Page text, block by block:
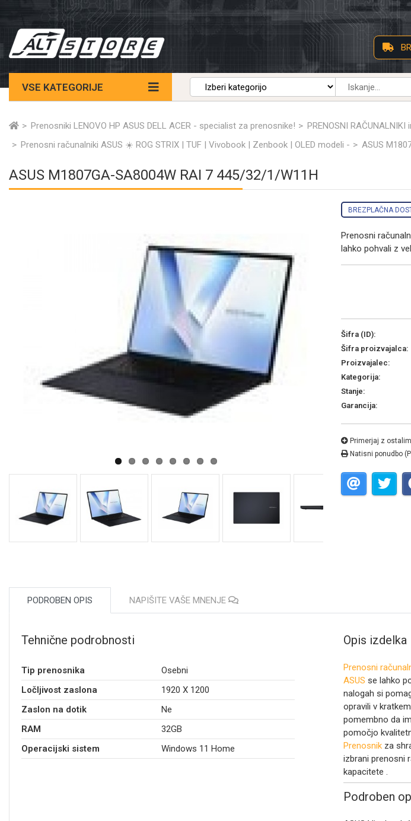
VSE KATEGORIJE
Prenosniki LENOVO HP ASUS DELL ACER - specialist za prenosnike!
PRENOSNI
Prenosni računalniki ASUS ☀️ ROG STRIX | TUF | Vivobook | Zenbook | OLED modeli -
ASUS
ASUS M1807GA-SA8004W RAI 7 445/32/1/W11H
BREZPLAČNA
Prenosni
lahko pohvali z
Šifra (ID):
Šifra proizvajalca:
Proizvajalec:
Kategorija:
Stanje:
Garancija:
Primerjaj z
Natisni ponudbo
PODROBEN OPIS NAPIŠITE VAŠE MNENJE
Tehnične podrobnosti
Tip prenosnika
Osebni
Ločljivost zaslona
1920 X 1200
Zaslon na dotik
Ne
RAM
32GB
Operacijski sistem
Windows 11 Home
Opis izdelka
Prenosni
ASUS se lahko
nalogah si
opravili v
pomembno da
pomočjo
Prenosnikza
izbrani prenosni
kapacitete .
Podroben